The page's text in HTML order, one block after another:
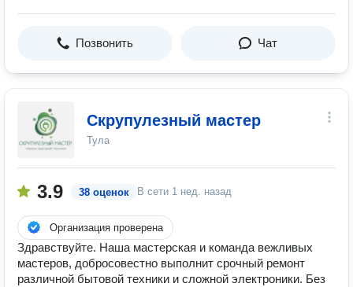
Позвонить Чат
Скрупулезный мастер
Тула
3.9 38 оценок В сети 1 нед. назад
Организация проверена
Здравствуйте. Наша мастерская и команда вежливых
мастеров, добросовестно выполнит срочный ремонт
различной бытовой техники и сложной электроники. Без